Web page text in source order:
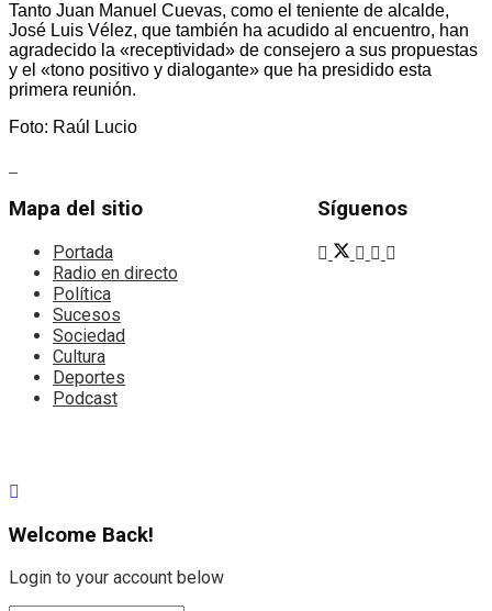
Tanto Juan Manuel Cuevas, como el teniente de alcalde,
José Luis Vélez, que también ha acudido al encuentro, han
agradecido la «receptividad» de consejero a sus propuestas
y el «tono positivo y dialogante» que ha presidido esta
primera reunión.
Foto: Raúl Lucio
Mapa del sitio
Portada
Radio en directo
Política
Sucesos
Sociedad
Cultura
Deportes
Podcast
Síguenos
Welcome Back!
Login to your account below